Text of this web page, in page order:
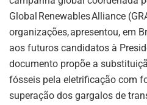
Global Renewables Alliance
organizações, apresentou, em
aos futuros candidatos à
documento propõe a
fósseis pela eletrificação com
superação dos gargalos de